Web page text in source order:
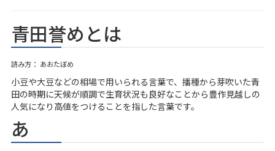
青田誉めとは
読み方： あおたぼめ
小豆や大豆などの相場で用いられる言葉で、播種から芽吹いた青
田の時期に天候が順調で生育状況も良好なことから豊作見越しの
人気になり高値をつけることを指した言葉です。
あ